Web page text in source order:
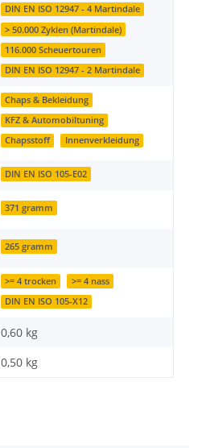
DIN EN ISO 12947 - 4 Martindale
> 50.000 Zyklen (Martindale)
116.000 Scheuertouren
DIN EN ISO 12947 - 2 Martindale
Chaps & Bekleidung
KFZ & Automobiltuning
Chapsstoff
Innenverkleidung
DIN EN ISO 105-E02
371 gramm
265 gramm
>= 4 trocken
>= 4 nass
DIN EN ISO 105-X12
0,60 kg
0,50 kg